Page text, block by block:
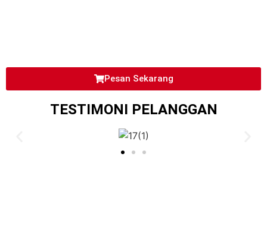
Pesan Sekarang
TESTIMONI PELANGGAN